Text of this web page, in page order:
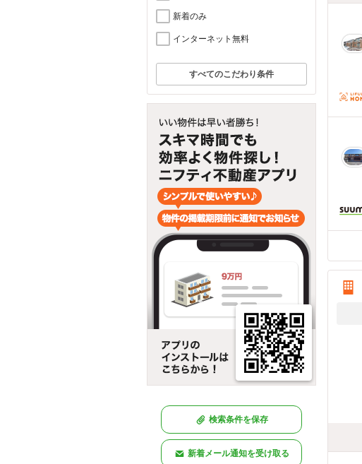
新着のみ
インターネット無料
すべてのこだわり条件
検索条件を保存
新着メール通知を受け取る